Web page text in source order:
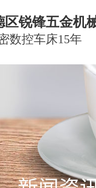
区锐锋五金机
数控车床15年